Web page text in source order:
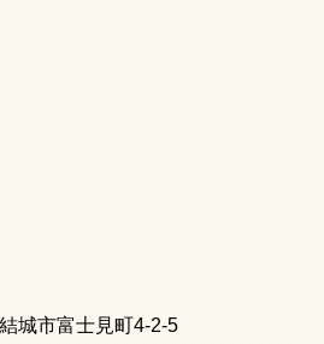
城市富士見町4-2-5